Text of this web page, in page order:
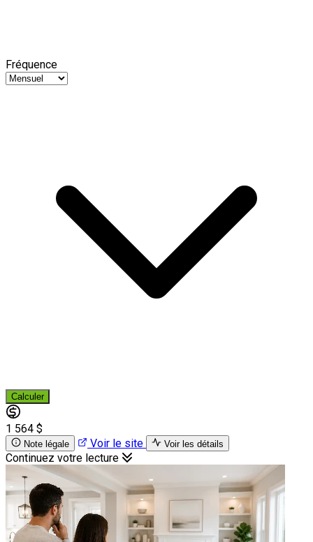
Fréquence
Calculer
1 564 $
Note légale Voir le site Voir les détails
Continuez votre lecture